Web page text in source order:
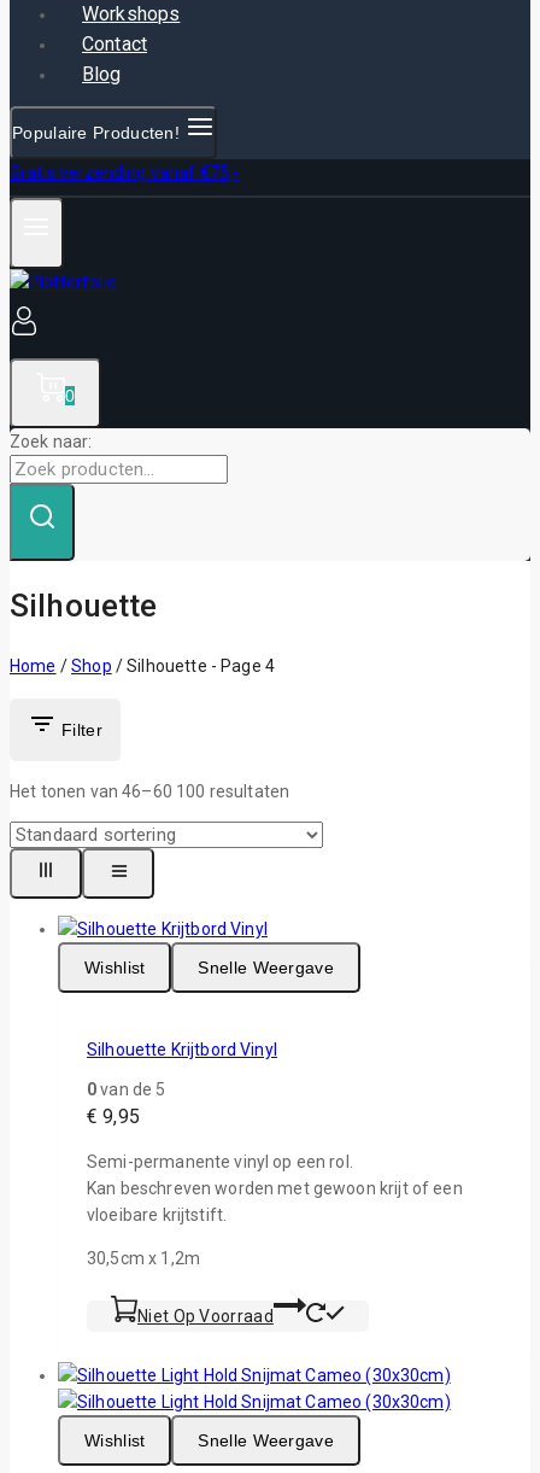
Workshops
Contact
Blog
Populaire Producten!
Gratis verzending vanaf €75,-
0
Zoek naar:
Silhouette
Home /Shop /Silhouette - Page 4
Filter
Het tonen van 46–60 100 resultaten
Wishlist Snelle Weergave
Silhouette Krijtbord Vinyl
0van de 5
€ 9,95
Semi-permanente vinyl op een rol.
Kan beschreven worden met gewoon krijt of een
vloeibare krijtstift.
30,5cm x 1,2m
Niet Op Voorraad
Wishlist Snelle Weergave